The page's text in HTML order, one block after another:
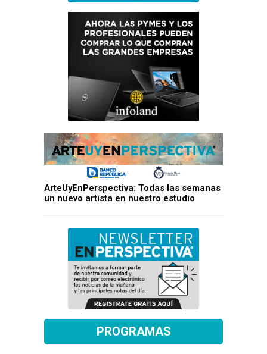
ArteUyEnPerspectiva: Todas las semanas
un nuevo artista en nuestro estudio
PROGRAMAS